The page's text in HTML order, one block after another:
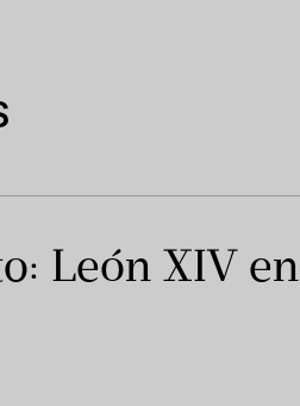
León XIV en